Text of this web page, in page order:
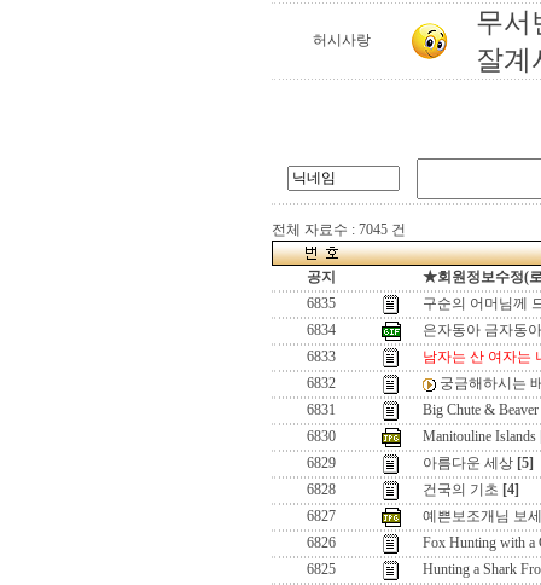
허시사랑
무서
잘계
전체 자료수 : 7045 건
공지
★회원정보수정(
6835
구순의 어머님께
6834
은자동아 금자동아
6833
남자는 산 여자는
6832
궁금해하시는
6831
Big Chute & Beaver
6830
Manitouline Islands
6829
아름다운 세상 [5]
6828
건국의 기초 [4]
6827
예쁜보조개님 보
6826
Fox Hunting with a
6825
Hunting a Shark